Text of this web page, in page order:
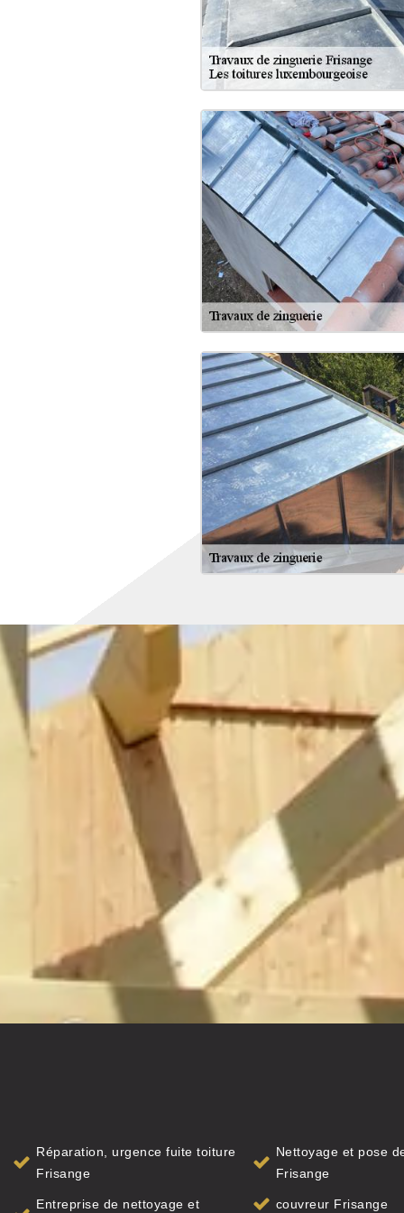
Réparation, urgence fuite toiture
Frisange
Entreprise de nettoyage et
Nettoyage et pose
Frisange
couvreur Frisange